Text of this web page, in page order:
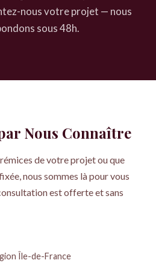
nous votre projet — nous
sous 48h.
Nous Connaître
de votre projet ou que
nous sommes là pour vous
est offerte et sans
Île-de-France